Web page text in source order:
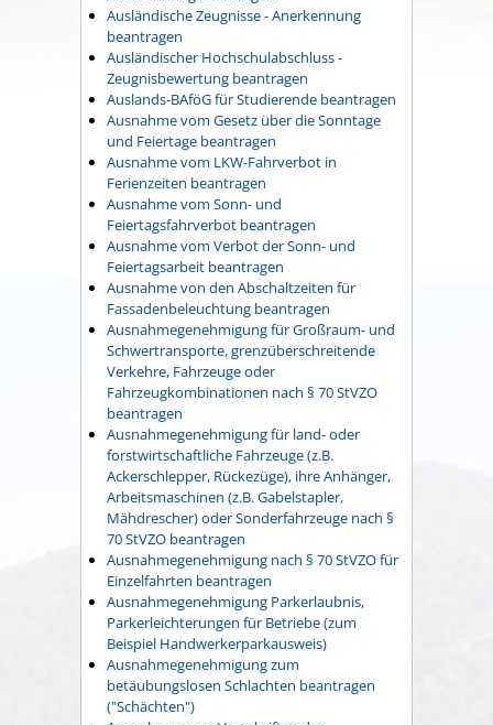
Ausländische Zeugnisse - Anerkennung
beantragen
Ausländischer Hochschulabschluss -
Zeugnisbewertung beantragen
Auslands-BAföG für Studierende beantragen
Ausnahme vom Gesetz über die Sonntage
und Feiertage beantragen
Ausnahme vom LKW-Fahrverbot in
Ferienzeiten beantragen
Ausnahme vom Sonn- und
Feiertagsfahrverbot beantragen
Ausnahme vom Verbot der Sonn- und
Feiertagsarbeit beantragen
Ausnahme von den Abschaltzeiten für
Fassadenbeleuchtung beantragen
Ausnahmegenehmigung für Großraum- und
Schwertransporte, grenzüberschreitende
Verkehre, Fahrzeuge oder
Fahrzeugkombinationen nach § 70 StVZO
beantragen
Ausnahmegenehmigung für land- oder
forstwirtschaftliche Fahrzeuge (z.B.
Ackerschlepper, Rückezüge), ihre Anhänger,
Arbeitsmaschinen (z.B. Gabelstapler,
Mähdrescher) oder Sonderfahrzeuge nach §
70 StVZO beantragen
Ausnahmegenehmigung nach § 70 StVZO für
Einzelfahrten beantragen
Ausnahmegenehmigung Parkerlaubnis,
Parkerleichterungen für Betriebe (zum
Beispiel Handwerkerparkausweis)
Ausnahmegenehmigung zum
betäubungslosen Schlachten beantragen
("Schächten")